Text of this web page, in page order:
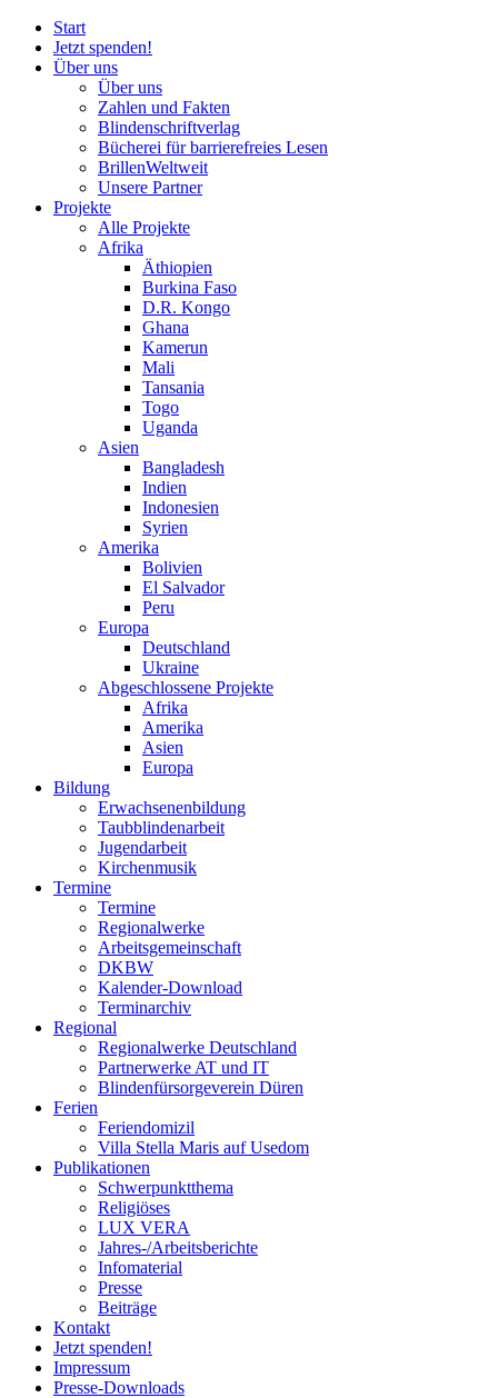
Start
Jetzt spenden!
Über uns
Über uns
Zahlen und Fakten
Blindenschriftverlag
Bücherei fürbarrierefreies Lesen
BrillenWeltweit
Unsere Partner
Projekte
Alle Projekte
Afrika
Äthiopien
Burkina Faso
D.R. Kongo
Ghana
Kamerun
Mali
Tansania
Togo
Uganda
Asien
Bangladesh
Indien
Indonesien
Syrien
Amerika
Bolivien
El Salvador
Peru
Europa
Deutschland
Ukraine
Abgeschlossene Projekte
Afrika
Amerika
Asien
Europa
Bildung
Erwachsenenbildung
Taubblindenarbeit
Jugendarbeit
Kirchenmusik
Termine
Termine
Regionalwerke
Arbeitsgemeinschaft
DKBW
Kalender-Download
Terminarchiv
Regional
Regionalwerke Deutschland
Partnerwerke AT und IT
Blindenfürsorgeverein Düren
Ferien
Feriendomizil
Villa Stella Maris auf Usedom
Publikationen
Schwerpunktthema
Religiöses
LUX VERA
Jahres-/​Arbeitsberichte
Infomaterial
Presse
Beiträge
Kontakt
Jetzt spenden!
Impressum
Presse-Downloads